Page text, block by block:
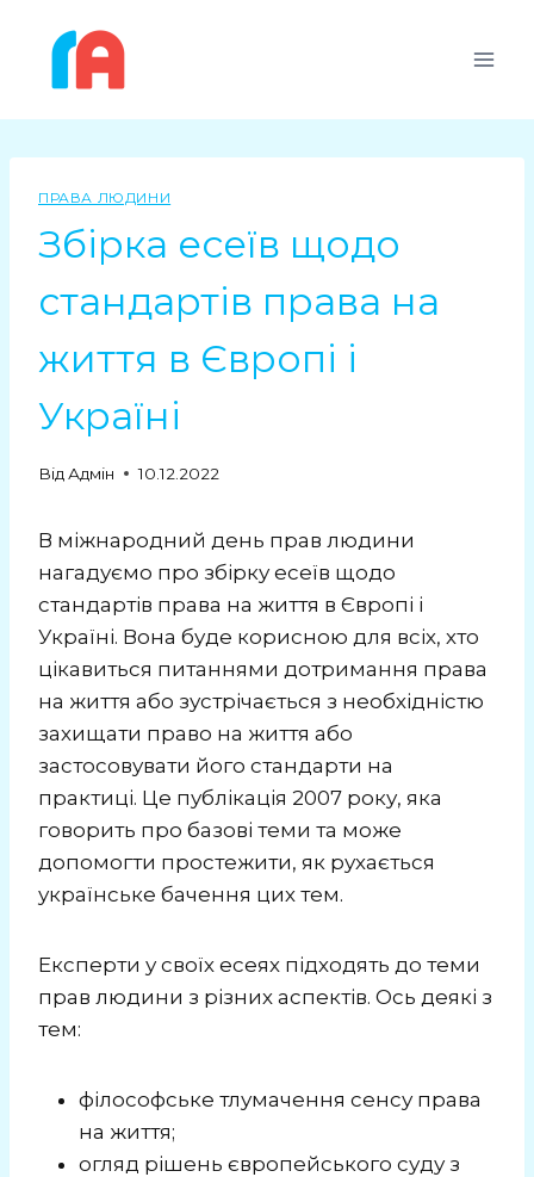
ПРАВА ЛЮДИНИ
Збірка есеїв щодо
стандартів права на
життя в Європі і
Україні
Від Адмін 10.12.2022
В міжнародний день прав людини
нагадуємо про збірку есеїв щодо
стандартів права на життя в Європі і
Україні. Вона буде корисною для всіх, хто
цікавиться питаннями дотримання права
на життя або зустрічається з необхідністю
захищати право на життя або
застосовувати його стандарти на
практиці. Це публікація 2007 року, яка
говорить про базові теми та може
допомогти простежити, як рухається
українське бачення цих тем.
Експерти у своїх есеях підходять до теми
прав людини з різних аспектів. Ось деякі з
тем:
філософське тлумачення сенсу права
на життя;
огляд рішень європейського суду з